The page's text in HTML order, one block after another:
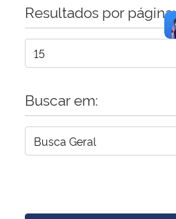
Banco Central do Brasil
Planalto
Resultados por página:
Buscar em: